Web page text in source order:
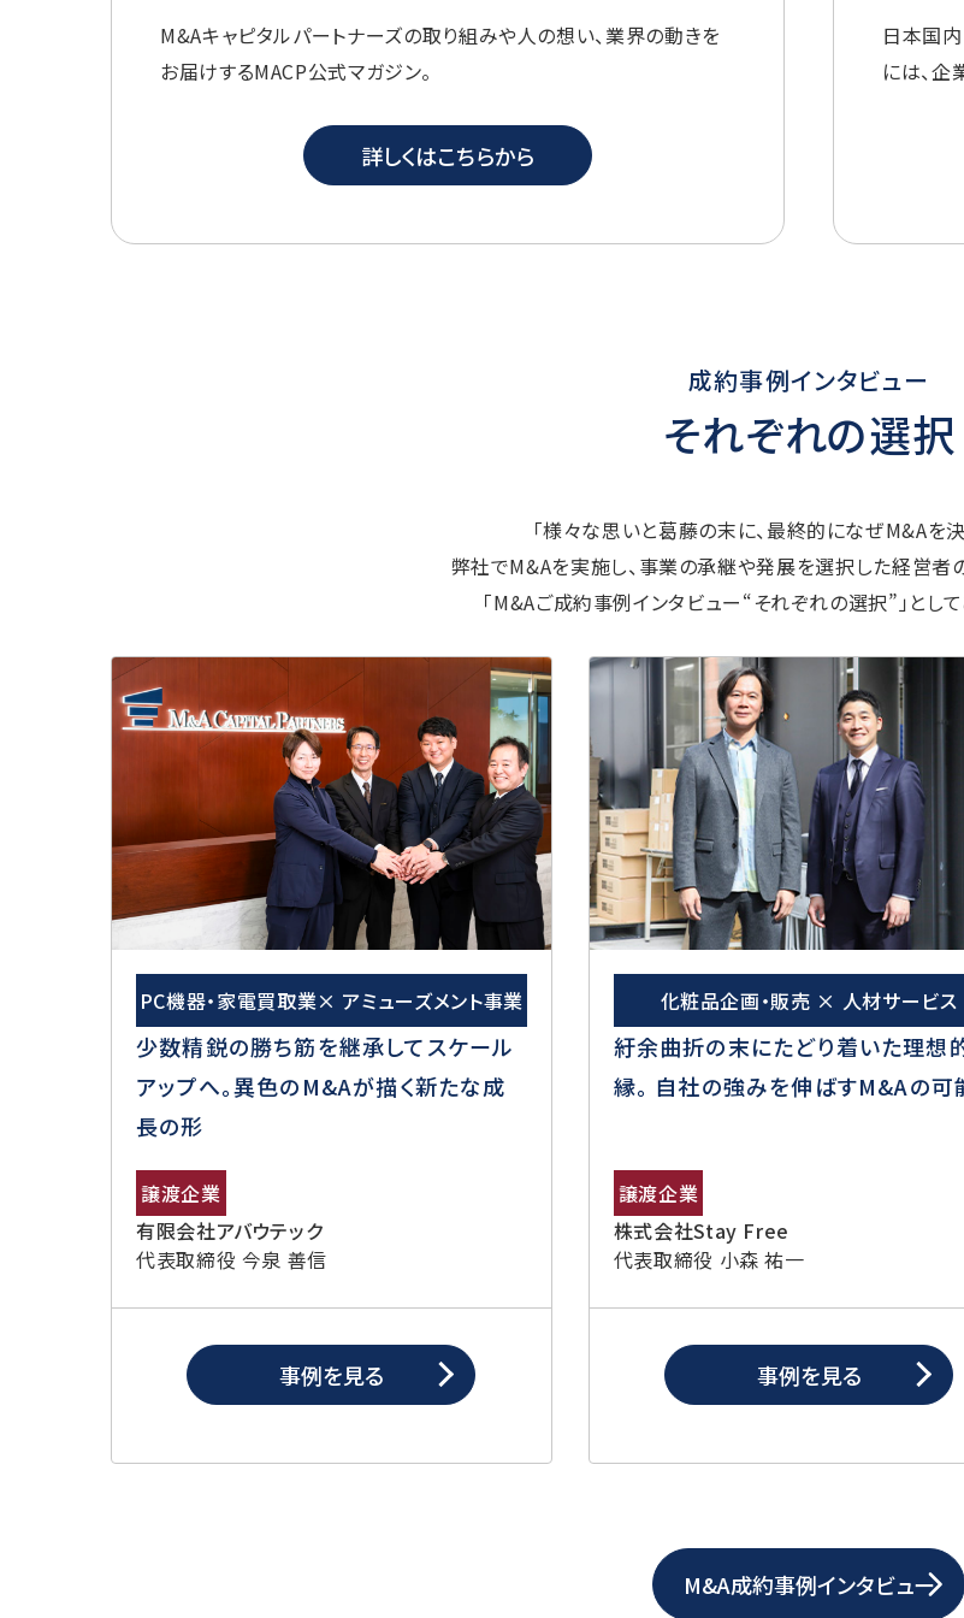
M&Aキャピタルパートナーズの取り組みや人の想い、業界の動きを
お届けするMACP公式マガジン。
詳しくはこちらから
日本国
には、企
成約事例インタビュー
それぞれの選択
「様々な思いと葛藤の末に、最終的になぜM&Aを決
弊社でM&Aを実施し、事業の承継や発展を選択した経営者
「M&Aご成約事例インタビュー“それぞれの選択”」として
PC機器・家電買取業× アミューズメント事業
少数精鋭の勝ち筋を継承してスケール
アップへ。異色のM&Aが描く新たな成
長の形
譲渡企業
有限会社アバウテック
代表取締役 今泉 善信
事例を見る
化粧品企画・販売 × 人材サービス
紆余曲折の末にたどり着いた理想
縁。 自社の強みを伸ばすM&Aの可
譲渡企業
株式会社Stay Free
代表取締役 小森 祐一
事例を見る
M&A成約事例インタビュー